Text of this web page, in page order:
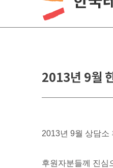
2013년 9월
2013년 9월 상담소
후원자분들께 진심